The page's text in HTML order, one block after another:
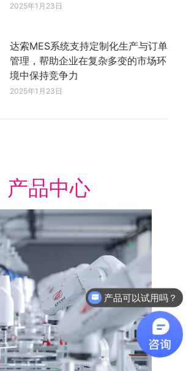
2025年1月23日
达索MES系统支持定制化生产与订单
管理，帮助企业在复杂多变的市场环
境中保持竞争力
2025年1月23日
产品中心
产品可以试用吗？
软件有折扣吗？